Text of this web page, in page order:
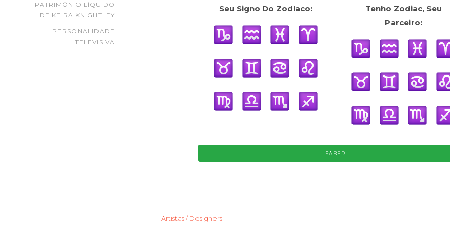
PATRIMÔNIO LÍQUIDO
DE KEIRA KNIGHTLEY
PERSONALIDADE
TELEVISIVA
Seu Signo Do Zodíaco:
Tenho Zodiac, Seu
Parceiro:
SABER
Artistas / Designers